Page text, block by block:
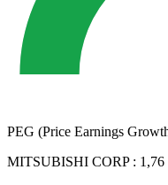
PEG (Price Earnings
MITSUBISHI CORP : 1,76